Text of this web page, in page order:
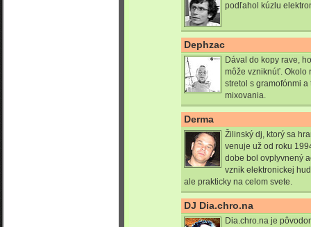
podľahol kúzlu
Dephzac
Dával do kopy rave,
môže vzniknúť. Okolo
stretol s gramofónmi
mixovania.
Derma
Žilinský dj, ktorý sa
venuje už od roku
dobe bol ovplyvnený
vznik elektronickej
ale prakticky na celom svete.
DJ Dia.chro.na
Dia.chro.na je